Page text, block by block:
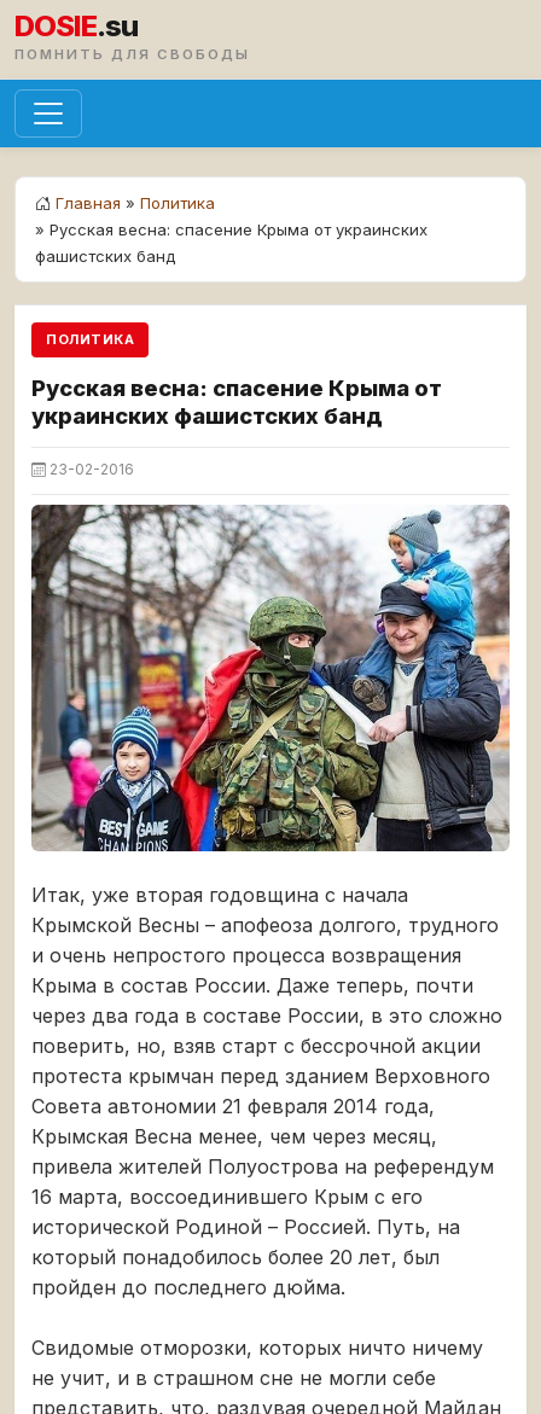
DOSIE.su
ПОМНИТЬ ДЛЯ СВОБОДЫ
Главная » Политика
» Русская весна: спасение Крыма от украинских
фашистских банд
ПОЛИТИКА
Русская весна: спасение Крыма от
украинских фашистских банд
23-02-2016
Итак, уже вторая годовщина с начала
Крымской Весны – апофеоза долгого, трудного
и очень непростого процесса возвращения
Крыма в состав России. Даже теперь, почти
через два года в составе России, в это сложно
поверить, но, взяв старт с бессрочной акции
протеста крымчан перед зданием Верховного
Совета автономии 21 февраля 2014 года,
Крымская Весна менее, чем через месяц,
привела жителей Полуострова на референдум
16 марта, воссоединившего Крым с его
исторической Родиной – Россией. Путь, на
который понадобилось более 20 лет, был
пройден до последнего дюйма.
Свидомые отморозки, которых ничто ничему
не учит, и в страшном сне не могли себе
представить, что, раздувая очередной Майдан